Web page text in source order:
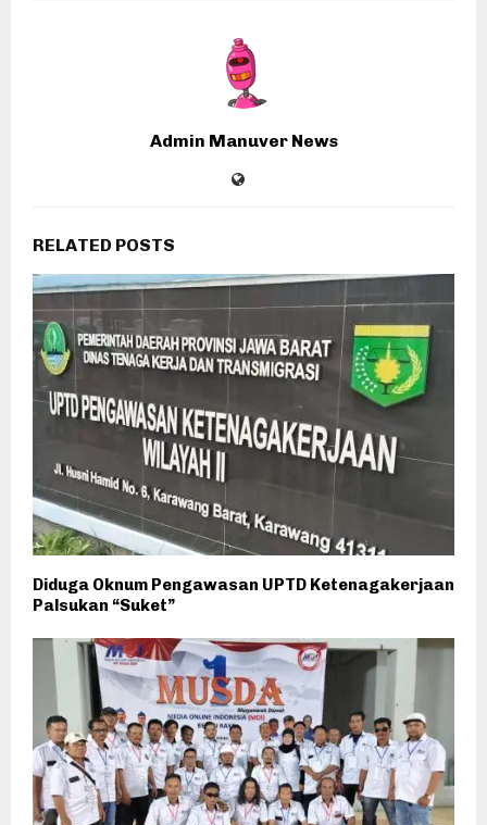
Admin Manuver News
RELATED POSTS
Diduga Oknum Pengawasan UPTD Ketenagakerjaan
Palsukan “Suket”